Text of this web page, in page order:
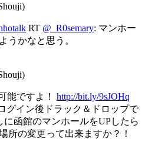
RT @_R0semary: マンホー
うかなと思う。
能ですよ！ http://bit.ly/9sJOHq
グイン後ドラック＆ドロップで
に函館のマンホールをUPしたら
所の変更って出来ますか？！